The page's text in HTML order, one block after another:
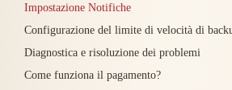
Impostazione Notifiche
Configurazione del limite di velocità di
Diagnostica e risoluzione dei problemi
Come funziona il pagamento?